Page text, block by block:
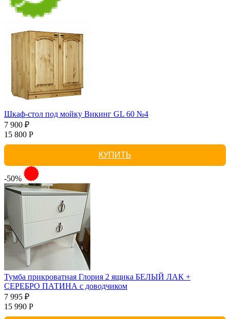
Шкаф-стол под мойку Викинг GL 60 №4
7 900 ₽
15 800 Р
КУПИТЬ
-50%
Тумба прикроватная Глория 2 ящика БЕЛЫЙ ЛАК +
СЕРЕБРО ПАТИНА с доводчиком
7 995 ₽
15 990 Р